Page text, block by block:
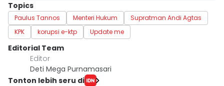
Topics
Paulus Tannos Menteri Hukum
Supratman Andi Agtas
KPK
korupsi e-ktp Update me
Editorial Team
Editor
Deti Mega Purnamasari
Tonton lebih seru di